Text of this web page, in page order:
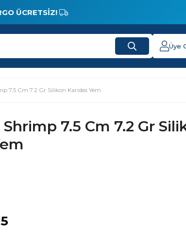
ÜCRETSIZ!
Üye
7.5 Cm 7.2 Gr Silikon Karides Yem
7.5 Cm 7.2 Gr